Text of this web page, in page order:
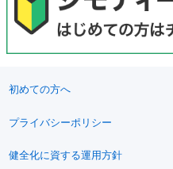
初めての方へ
プライバシーポリシー
健全化に資する運用方針